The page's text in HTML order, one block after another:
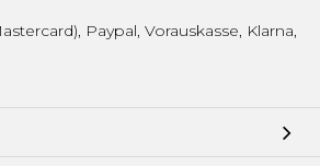
Paypal, Vorauskasse, Klarna,